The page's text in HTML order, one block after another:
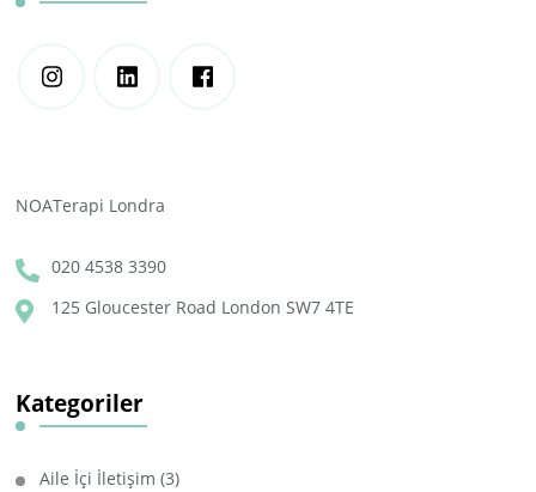
NOATerapi Londra
020 4538 3390
125 Gloucester Road London SW7 4TE
Kategoriler
Aile İçi İletişim (3)